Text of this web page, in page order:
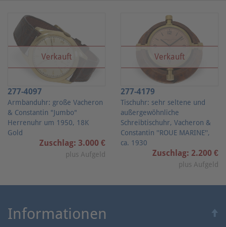
Verkauft
277-4097
Armbanduhr: große Vacheron
& Constantin "Jumbo"
Herrenuhr um 1950, 18K
Gold
Zuschlag: 3.000 €
plus Aufgeld
Verkauft
277-4179
Tischuhr: sehr seltene und
außergewöhnliche
Schreibtischuhr, Vacheron &
Constantin ''ROUE MARINE'',
ca. 1930
Zuschlag: 2.200 €
plus Aufgeld
Informationen